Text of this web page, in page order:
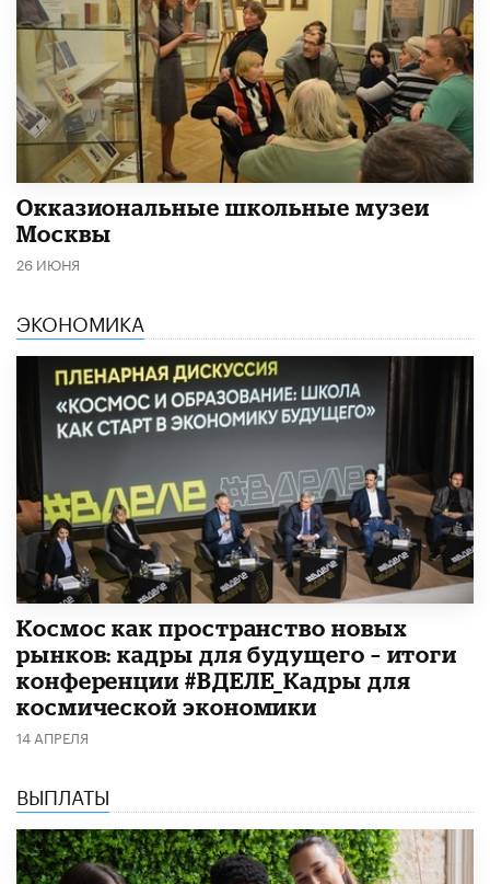
​Окказиональные школьные музеи
Москвы
26 ИЮНЯ
ЭКОНОМИКА
Космос как пространство новых
рынков: кадры для будущего – итоги
конференции #ВДЕЛЕ_Кадры для
космической экономики
14 АПРЕЛЯ
ВЫПЛАТЫ